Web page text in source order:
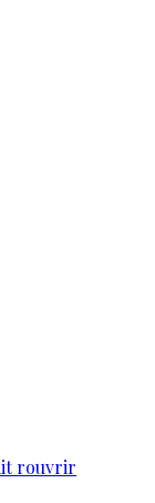
rouvrir